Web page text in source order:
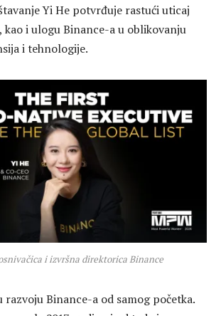
Yi He potvrđuje rastući uticaj
i ulogu Binance-a u oblikovanju
i tehnologije.
i izvršna direktorica Binance
razvoju Binance-a od samog početka.